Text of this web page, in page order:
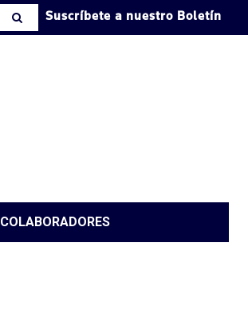
Suscríbete a nuestro Boletín
COLABORADORES